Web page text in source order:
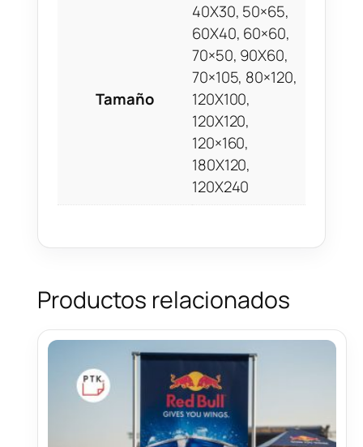
Tamaño
40X30, 50×65,
60X40, 60×60,
70×50, 90X60,
70×105, 80×120,
120X100,
120X120,
120×160,
180X120,
120X240
Productos relacionados